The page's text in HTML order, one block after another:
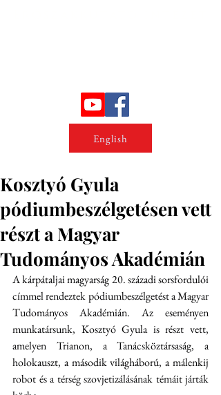
English
Kosztyó Gyula
pódiumbeszélgetésen vett
részt a Magyar
Tudományos Akadémián
A kárpátaljai magyarság 20. századi sorsfordulói
címmel rendeztek pódiumbeszélgetést a Magyar
Tudományos Akadémián. Az eseményen
munkatársunk, Kosztyó Gyula is részt vett,
amelyen Trianon, a Tanácsköztársaság, a
holokauszt, a második világháború, a málenkij
robot és a térség szovjetizálásának témáit járták